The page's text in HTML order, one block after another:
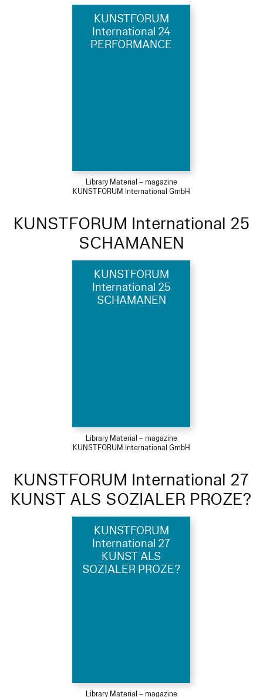
KUNSTFORUM
International 24
PERFORMANCE
Library Material – magazine
KUNSTFORUM International GmbH
KUNSTFORUM International 25
SCHAMANEN
KUNSTFORUM
International 25
SCHAMANEN
Library Material – magazine
KUNSTFORUM International GmbH
KUNSTFORUM International 27
KUNST ALS SOZIALER PROZE?
KUNSTFORUM
International 27
KUNST ALS
SOZIALER PROZE?
Library Material – magazine